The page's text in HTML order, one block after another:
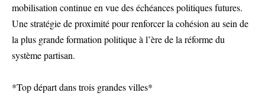
mobilisation continue en vue des échéances politiques futures.
Une stratégie de proximité pour renforcer la cohésion au sein de
la plus grande formation politique à l’ère de la réforme du
système partisan.
*Top départ dans trois grandes villes*